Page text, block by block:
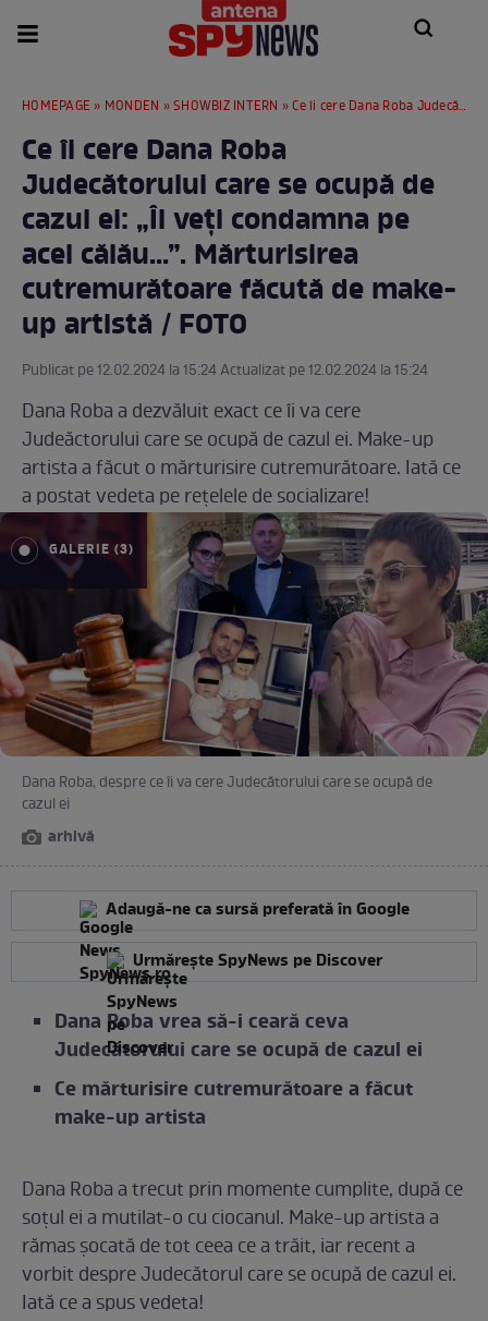
HOMEPAGE » MONDEN »SHOWBIZ INTERN » Ce îi cere Dana Roba Judecătorului care se ocupă de cazul ei: „Îl veți condamna pe acel călău...”. Mărturisirea cutremurătoare făcută de make-up artistă / FOTO
Ce îi cere Dana Roba
Judecătorului care se ocupă de
cazul ei: „Îl veți condamna pe
acel călău...”. Mărturisirea
cutremurătoare făcută de make-
up artistă / FOTO
Publicat pe 12.02.2024 la 15:24 Actualizat pe 12.02.2024 la 15:24
Dana Roba a dezvăluit exact ce îi va cere
Judeăctorului care se ocupă de cazul ei. Make-up
artista a făcut o mărturisire cutremurătoare. Iată ce
a postat vedeta pe rețelele de socializare!
GALERIE (3)
Dana Roba, despre ce îi va cere Judecătorului care se ocupă de
cazul ei
arhivă
Adaugă-ne ca sursă preferată în Google
Urmărește SpyNews pe Discover
Dana Roba vrea să-i ceară ceva
Judecătorului care se ocupă de cazul ei
Ce mărturisire cutremurătoare a făcut
make-up artista
Dana Roba a trecut prin momente cumplite, după ce
soțul ei a mutilat-o cu ciocanul. Make-up artista a
rămas șocată de tot ceea ce a trăit, iar recent a
vorbit despre Judecătorul care se ocupă de cazul ei.
Iată ce a spus vedeta!